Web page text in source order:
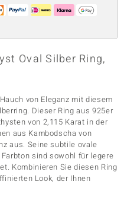
Oval Silber Ring,
von Eleganz mit diesem
Dieser Ring aus 925er
von 2,115 Karat in der
aus Kambodscha von
aus. Seine subtile ovale
sind sowohl für legere
Kombinieren Sie diesen Ring
Look, der Ihnen